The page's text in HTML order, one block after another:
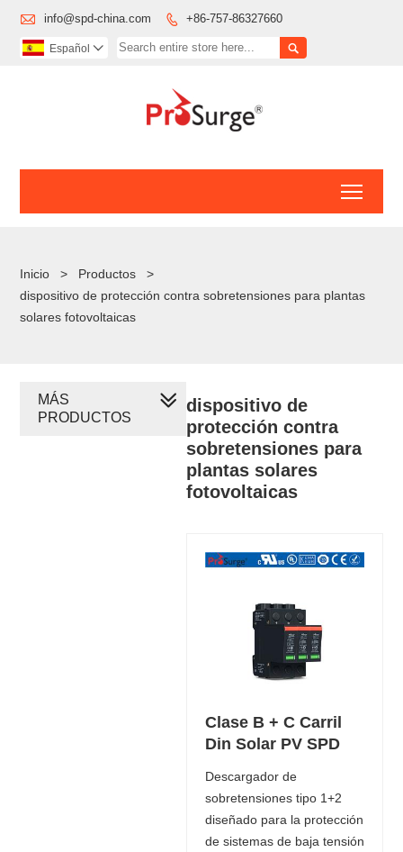
 info@spd-china.com  +86-757-86327660

Español 
Inicio > Productos
>
dispositivo de protección contra sobretensiones para plantas
solares fotovoltaicas
dispositivo de
protección contra
sobretensiones para
plantas solares
fotovoltaicas
Clase B + C Carril
Din Solar PV SPD
Descargador de
sobretensiones tipo 1+2
diseñado para la protección
de sistemas de baja tensión
MÁS
PRODUCTOS